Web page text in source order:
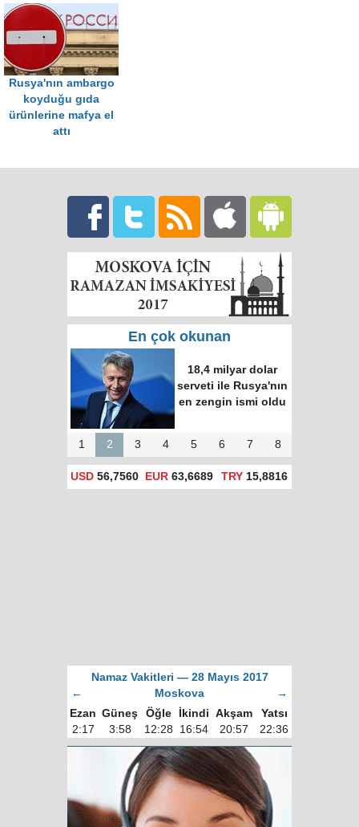
Rusya'nın ambargo
koyduğu gıda
ürünlerine mafya el
attı
En çok okunan
18,4 milyar dolar
serveti ile Rusya'nın
en zengin ismi oldu
1 2 3 4 5 6 7 8
USD 56,7560 EUR 63,6689 TRY15,8816
Namaz Vakitleri — 28 Mayıs 2017
←
Moskova
→
Ezan Güneş Öğle İkindi Akşam
Yatsı
2:17
3:58 12:28 16:54 20:57 22:36